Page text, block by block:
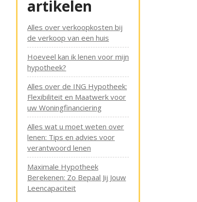
artikelen
Alles over verkoopkosten bij
de verkoop van een huis
Hoeveel kan ik lenen voor mijn
hypotheek?
Alles over de ING Hypotheek:
Flexibiliteit en Maatwerk voor
uw Woningfinanciering
Alles wat u moet weten over
lenen: Tips en advies voor
verantwoord lenen
Maximale Hypotheek
Berekenen: Zo Bepaal Jij Jouw
Leencapaciteit